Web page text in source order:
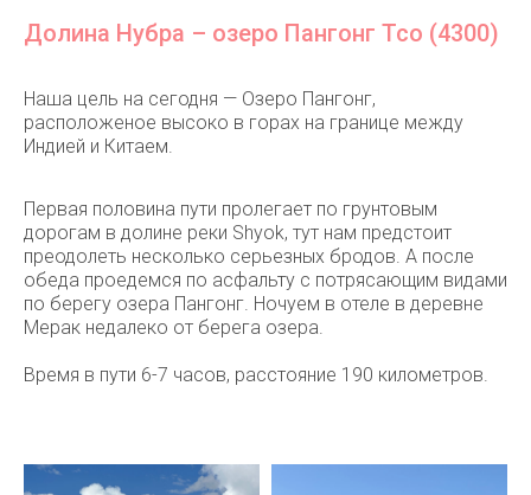
Долина Нубра – озеро Пангонг Тсо (4300)
Наша цель на сегодня — Озеро Пангонг,
расположеное высоко в горах на границе между
Индией и Китаем.
Первая половина пути пролегает по грунтовым
дорогам в долине реки Shyok, тут нам предстоит
преодолеть несколько серьезных бродов. А после
обеда проедемся по асфальту с потрясающим видами
по берегу озера Пангонг. Ночуем в отеле в деревне
Мерак недалеко от берега озера.
Время в пути 6-7 часов, расстояние 190 километров.